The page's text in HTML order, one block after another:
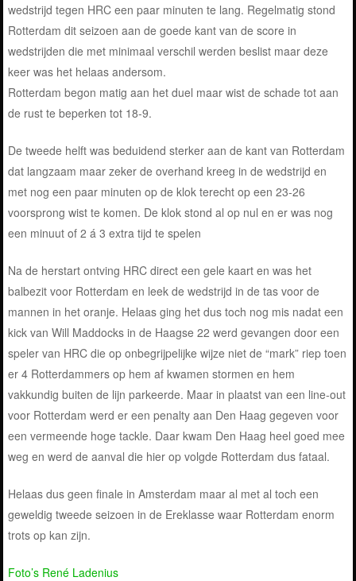
wedstrijd tegen HRC een paar minuten te lang. Regelmatig stond
Rotterdam dit seizoen aan de goede kant van de score in
wedstrijden die met minimaal verschil werden beslist maar deze
keer was het helaas andersom.
Rotterdam begon matig aan het duel maar wist de schade tot aan
de rust te beperken tot 18-9.
De tweede helft was beduidend sterker aan de kant van Rotterdam
dat langzaam maar zeker de overhand kreeg in de wedstrijd en
met nog een paar minuten op de klok terecht op een 23-26
voorsprong wist te komen. De klok stond al op nul en er was nog
een minuut of 2 á 3 extra tijd te spelen
Na de herstart ontving HRC direct een gele kaart en was het
balbezit voor Rotterdam en leek de wedstrijd in de tas voor de
mannen in het oranje. Helaas ging het dus toch nog mis nadat een
kick van Will Maddocks in de Haagse 22 werd gevangen door een
speler van HRC die op onbegrijpelijke wijze niet de “mark” riep toen
er 4 Rotterdammers op hem af kwamen stormen en hem
vakkundig buiten de lijn parkeerde. Maar in plaatst van een line-out
voor Rotterdam werd er een penalty aan Den Haag gegeven voor
een vermeende hoge tackle. Daar kwam Den Haag heel goed mee
weg en werd de aanval die hier op volgde Rotterdam dus fataal.
Helaas dus geen finale in Amsterdam maar al met al toch een
geweldig tweede seizoen in de Ereklasse waar Rotterdam enorm
trots op kan zijn.
Foto’s René Ladenius